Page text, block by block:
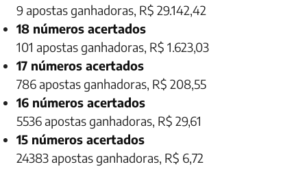
9 apostas ganhadoras, R$ 29.142,42
18 números acertados
101 apostas ganhadoras, R$ 1.623,03
17 números acertados
786 apostas ganhadoras, R$ 208,55
16 números acertados
5536 apostas ganhadoras, R$ 29,61
15 números acertados
24383 apostas ganhadoras, R$ 6,72